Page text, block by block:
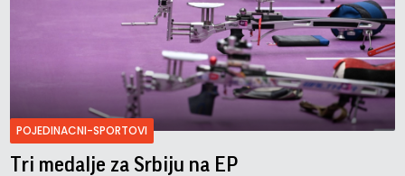
POJEDINACNI-SPORTOVI
Tri medalje za Srbiju na EP